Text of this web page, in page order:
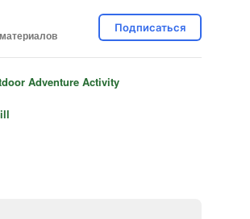
Подписаться
Adventure Activity